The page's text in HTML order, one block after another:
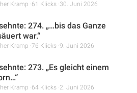
Kramp 61 Klicks 30. Juni 2026
274. „…bis das Ganze
war.“
Kramp 76 Klicks 9. Juni 2026
273. „Es gleicht einem
Kramp 64 Klicks 2. Juni 2026